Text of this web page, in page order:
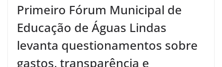
Primeiro Fórum Municipal de
Educação de Águas Lindas
levanta questionamentos sobre
gastos, transparência e